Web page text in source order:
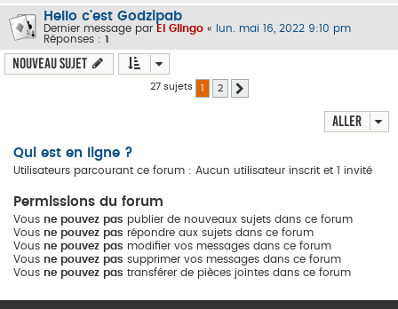
Hello c'est Godzipab
Dernier message par El Glingo «
lun. mai 16, 2022 9:10 pm
Réponses : 1
Nouveau sujet
27 sujets 2
Aller
Qui est en ligne ?
Utilisateurs parcourant ce forum : Aucun utilisateur inscrit et 1 invité
Permissions du forum
Vous ne pouvez pas publier de nouveaux sujets dans ce forum
Vous ne pouvez pas répondre aux sujets dans ce forum
Vous ne pouvez pas modifier vos messages dans ce forum
Vous ne pouvez pas supprimer vos messages dans ce forum
Vous ne pouvez pas transférer de pièces jointes dans ce forum